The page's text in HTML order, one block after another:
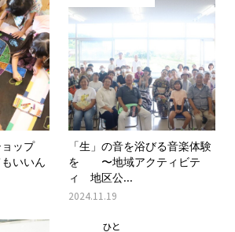
ョップ
いいん
「生」の音を浴びる音楽体験
を 〜地域アクティビテ
ィ 地区公...
2024.11.19
ひと